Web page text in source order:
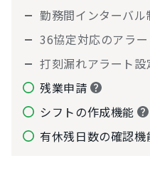
勤務間インターバ
36協定対応のアラ
打刻漏れアラート設
残業申請
シフトの作成機能
有休残日数の確認機